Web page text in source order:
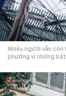
Nhiều người vẫn
phường vì những